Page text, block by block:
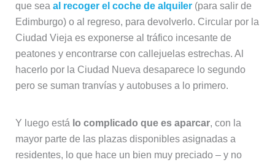
que sea al recoger el coche de alquiler(para salir de
Edimburgo) o al regreso, para devolverlo. Circular por la
Ciudad Vieja es exponerse al tráfico incesante de
peatones y encontrarse con callejuelas estrechas. Al
hacerlo por la Ciudad Nueva desaparece lo segundo
pero se suman tranvías y autobuses a lo primero.
Y luego está lo complicado que es aparcar, con la
mayor parte de las plazas disponibles asignadas a
residentes, lo que hace un bien muy preciado – y no